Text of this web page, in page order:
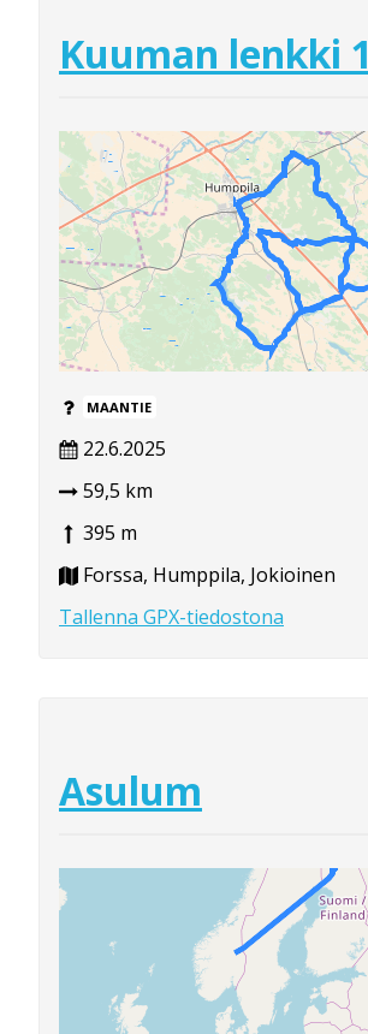
Kuuman lenkki 1
MAANTIE
22.6.2025
59,5 km
395 m
Forssa, Humppila, Jokioinen
Tallenna GPX-tiedostona
Asulum